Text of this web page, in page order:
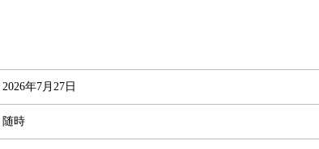
2026年7月27日
随時